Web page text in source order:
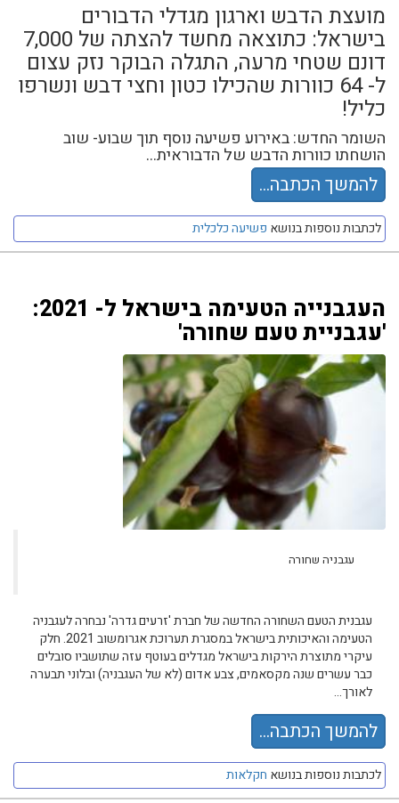
מועצת הדבש וארגון מגדלי הדבורים
בישראל: כתוצאה מחשד להצתה של 7,000
דונם שטחי מרעה, התגלה הבוקר נזק עצום
ל- 64 כוורות שהכילו כטון וחצי דבש ונשרפו
כליל!
השומר החדש: באירוע פשיעה נוסף תוך שבוע- שוב
הושחתו כוורות הדבש של הדבוראית...
להמשך הכתבה...
לכתבות נוספות בנושא פשיעה כלכלית
העגבנייה הטעימה בישראל ל- 2021:
'עגבניית טעם שחורה'
עגבניה שחורה
עגבנית הטעם השחורה החדשה של חברת 'זרעים גדרה' נבחרה לעגבניה
הטעימה והאיכותית בישראל במסגרת תערוכת אגרומשוב 2021. חלק
עיקרי מתוצרת הירקות בישראל מגדלים בעוטף עזה שתושביו סובלים
כבר עשרים שנה מקסאמים, צבע אדום (לא של העגבניה) ובלוני תבערה
לאורך...
להמשך הכתבה...
לכתבות נוספות בנושא חקלאות